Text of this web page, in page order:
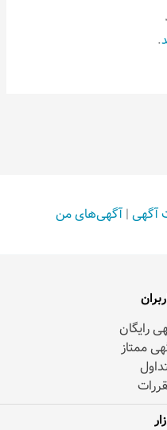
.
آگهی | آگهی‌های من
رایگان
ممتاز